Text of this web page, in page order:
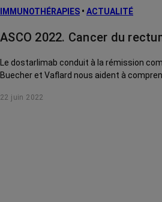
IMMUNOTHÉRAPIES • ACTUALITÉ
ASCO 2022. Cancer du
Le dostarlimab conduit à la rémission
Buecher et Vaflard nous aident à
22 juin 2022